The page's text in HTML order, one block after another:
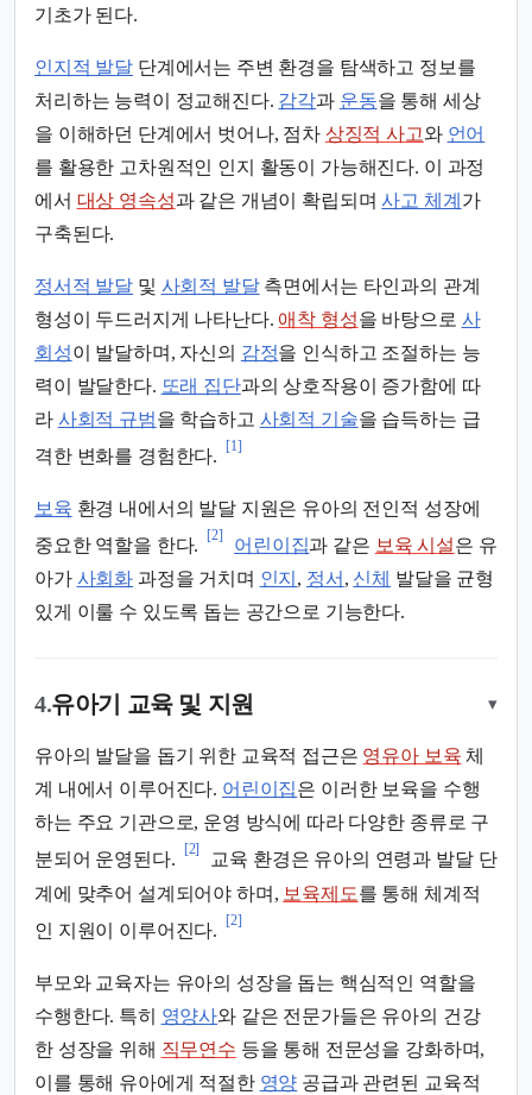
기초가 된다.
인지적 발달 단계에서는 주변 환경을 탐색하고 정보를
처리하는 능력이 정교해진다. 감각과 운동을 통해 세상
을 이해하던 단계에서 벗어나, 점차 상징적 사고와 언어
를 활용한 고차원적인 인지 활동이 가능해진다. 이 과정
에서 대상 영속성과 같은 개념이 확립되며사고 체계 가
구축된다.
정서적 발달 및 사회적 발달측면에서는 타인과의 관계
형성이 두드러지게 나타난다. 애착 형성을 바탕으로 사
회성이 발달하며, 자신의 감정을 인식하고 조절하는 능
력이 발달한다. 또래 집단과의 상호작용이 증가함에 따
라 사회적 규범을 학습하고 사회적 기술을 습득하는 급
격한 변화를 경험한다.
[1]
보육 환경 내에서의 발달 지원은 유아의 전인적 성장에
중요한 역할을 한다.
[2]
어린이집과 같은 보육 시설은 유
아가 사회화 과정을 거치며 인지 , 정서 , 신체 발달을 균형
있게 이룰 수 있도록 돕는 공간으로 기능한다.
4.유아기 교육 및 지원 ▾
유아의 발달을 돕기 위한 교육적 접근은 영유아 보육 체
계 내에서 이루어진다. 어린이집은 이러한 보육을 수행
하는 주요 기관으로, 운영 방식에 따라 다양한 종류로 구
분되어 운영된다.
[2]
교육 환경은 유아의 연령과 발달 단
계에 맞추어 설계되어야 하며, 보육제도를 통해 체계적
인 지원이 이루어진다.
[2]
부모와 교육자는 유아의 성장을 돕는 핵심적인 역할을
수행한다. 특히 영양사와 같은 전문가들은 유아의 건강
한 성장을 위해 직무연수 등을 통해 전문성을 강화하며,
이를 통해 유아에게 적절한 영양 공급과 관련된 교육적